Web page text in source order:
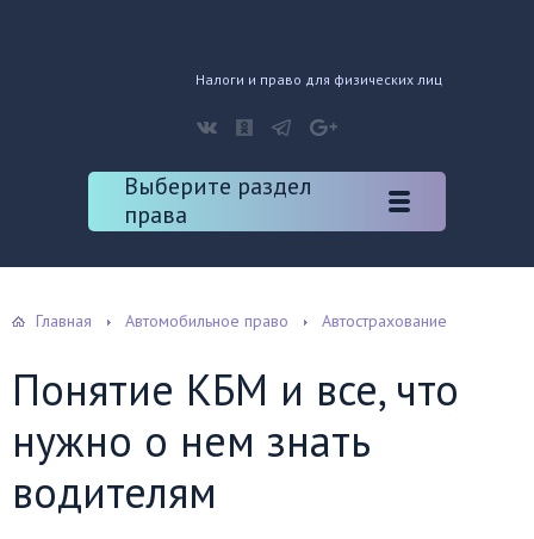
Налоги и право для физических лиц
Выберите раздел
права
Главная Автомобильное право Автострахование
Понятие КБМ и все, что
нужно о нем знать
водителям